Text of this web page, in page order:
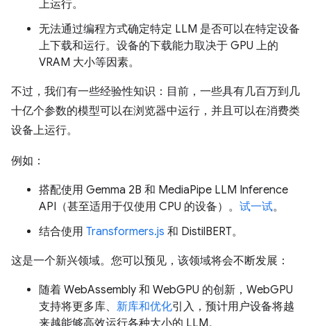
上运行。
无法通过编程方式确定特定 LLM 是否可以在特定设备
上下载和运行。设备的下载能力取决于 GPU 上的
VRAM 大小等因素。
不过，我们有一些经验性知识：目前，一些具有几百万到几
十亿个参数的模型可以在浏览器中运行，并且可以在消费类
设备上运行。
例如：
搭配使用 Gemma 2B 和 MediaPipe LLM Inference
API（甚至适用于仅使用 CPU 的设备）。 试一试。
结合使用 Transformers.js 和 DistilBERT。
这是一个新兴领域。您可以预见，该领域将会不断发展：
随着 WebAssembly 和 WebGPU 的创新，WebGPU
支持将更多库、 新库和优化引入，预计用户设备将越